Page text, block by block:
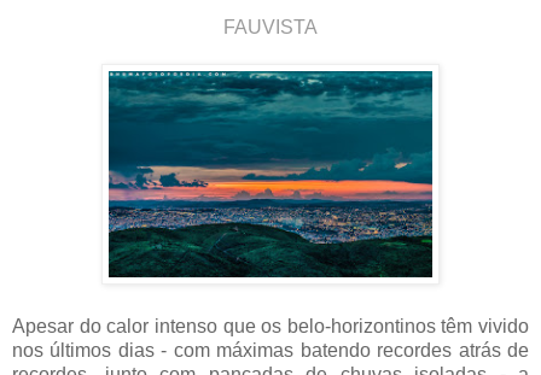
FAUVISTA
Apesar do calor intenso que os belo-horizontinos têm vivido
nos últimos dias - com máximas batendo recordes atrás de